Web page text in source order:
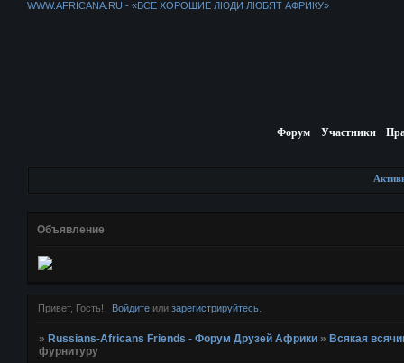
WWW.AFRICANA.RU - «ВСЕ ХОРОШИЕ ЛЮДИ ЛЮБЯТ АФРИКУ»
Форум Участники
Объявление
Привет, Гость! Войдитеили зарегистрируйтесь.
» Russians-Africans Friends - Форум Друзей Африки » Всякая
фурнитуру